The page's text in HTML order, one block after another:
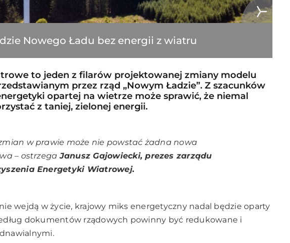
Nowego Ładu bez energii z wiatru
to jeden z filarów projektowanej zmiany modelu
przez rząd „Nowym Ładzie”. Z szacunków
opartej na wietrze może sprawić, że niemal
z taniej, zielonej energii.
w prawie może nie powstać żadna nowa
– ostrzegaJanusz Gajowiecki, prezes zarządu
Energetyki Wiatrowej.
wejdą w życie, krajowy miks energetyczny nadal będzie oparty
dokumentów rządowych powinny być redukowane i